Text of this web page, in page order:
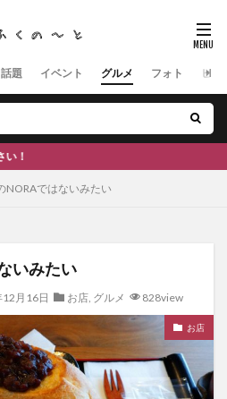
話題 イベント グルメ フォト ヒト
NORAではないみたい
いみたい
月16日 お店, グルメ 828view
お店
福野 福光
神社
ン
ーザ #居酒屋